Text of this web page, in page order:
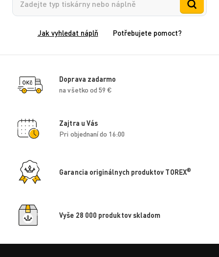
Jak vyhledat náplň Potřebujete pomoct?
Doprava zadarmo
na všetko od 59 €
Zajtra u Vás
Pri objednaní do 16:00
Garancia originálnych produktov TOREX®
Vyše 28 000 produktov skladom